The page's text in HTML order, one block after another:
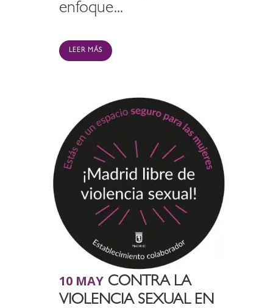
enfoque...
LEER MÁS
10 MAY CONTRA LA
VIOLENCIA SEXUAL EN